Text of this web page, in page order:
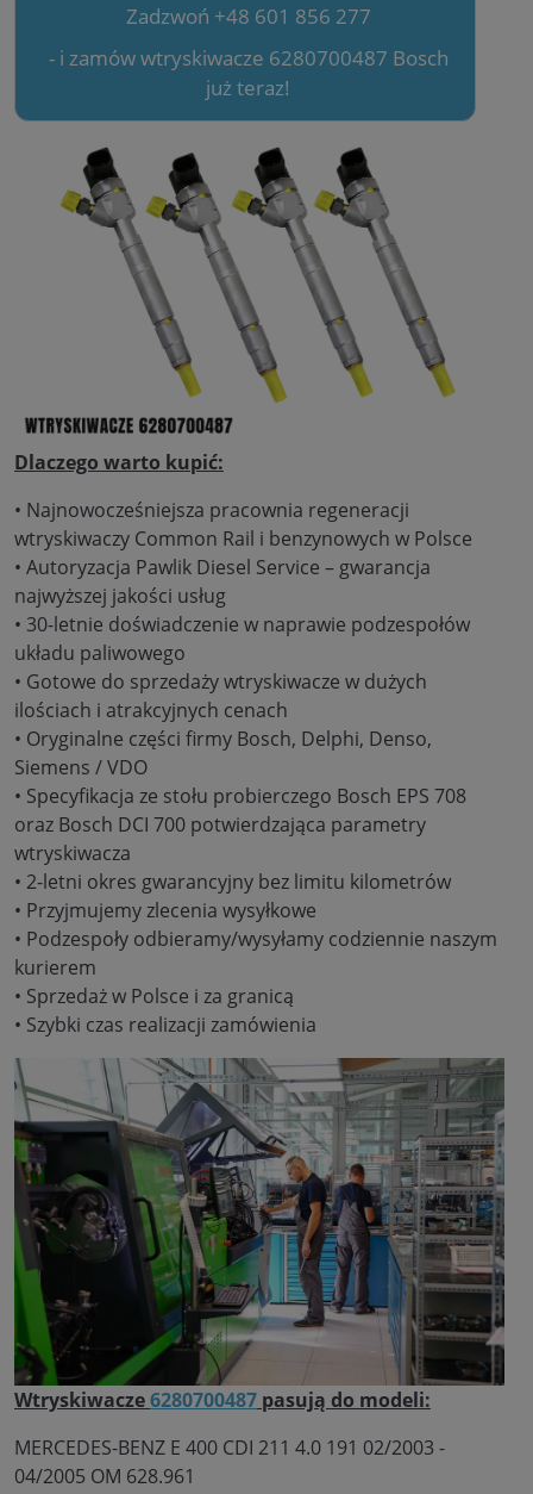
Zadzwoń +48 601 856 277
- i zamów wtryskiwacze 6280700487 Bosch
już teraz!
Dlaczego warto kupić:
• Najnowocześniejsza pracownia regeneracji
wtryskiwaczy Common Rail i benzynowych w Polsce
• Autoryzacja Pawlik Diesel Service – gwarancja
najwyższej jakości usług
• 30-letnie doświadczenie w naprawie podzespołów
układu paliwowego
• Gotowe do sprzedaży wtryskiwacze w dużych
ilościach i atrakcyjnych cenach
• Oryginalne części firmy Bosch, Delphi, Denso,
Siemens / VDO
• Specyfikacja ze stołu probierczego Bosch EPS 708
oraz Bosch DCI 700 potwierdzająca parametry
wtryskiwacza
• 2-letni okres gwarancyjny bez limitu kilometrów
• Przyjmujemy zlecenia wysyłkowe
• Podzespoły odbieramy/wysyłamy codziennie naszym
kurierem
• Sprzedaż w Polsce i za granicą
• Szybki czas realizacji zamówienia
Wtryskiwacze6280700487 pasują do modeli:
MERCEDES-BENZ E 400 CDI 211 4.0 191 02/2003 -
04/2005 OM 628.961